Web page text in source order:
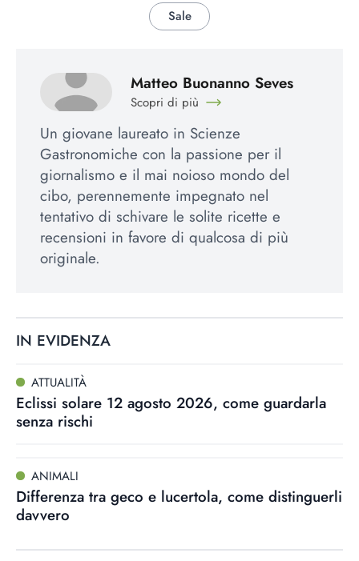
Sale
Matteo Buonanno Seves
Scopri di più
Un giovane laureato in Scienze
Gastronomiche con la passione per il
giornalismo e il mai noioso mondo del
cibo, perennemente impegnato nel
tentativo di schivare le solite ricette e
recensioni in favore di qualcosa di più
originale.
IN EVIDENZA
ATTUALITÀ
Eclissi solare 12 agosto 2026, come guardarla
senza rischi
ANIMALI
Differenza tra geco e lucertola, come distinguerli
davvero